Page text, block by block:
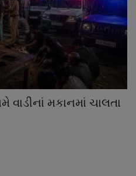
વાડીનાં મકાનમાં ચાલતા